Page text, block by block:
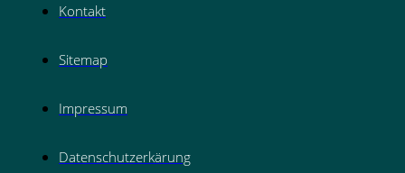
Kontakt
Sitemap
Impressum
Datenschutzerkärung